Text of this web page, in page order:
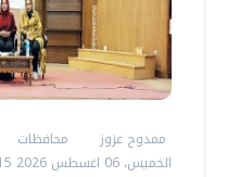
ممدوح عزوز
محافظات
الخميس، 06 اغسطس 2026 09:15 م